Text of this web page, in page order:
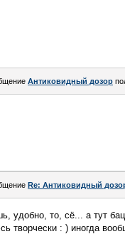
Антиковидный дозор
Re: Антиковидный
удобно, то, сё... а тут
творчески : ) иногда